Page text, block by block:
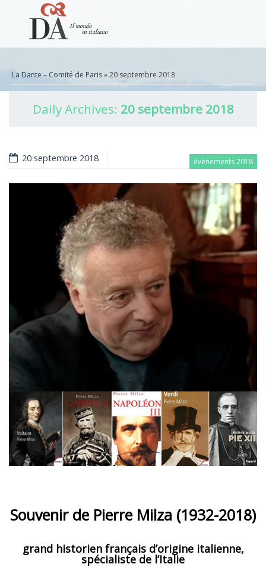
La Dante – Comité de Paris» 20 septembre 2018
Daily Archives: 20 septembre 2018
événements 2018
20 septembre 2018
Souvenir de Pierre Milza (1932-2018)
grand historien français d’origine italienne,
spécialiste de l’Italie